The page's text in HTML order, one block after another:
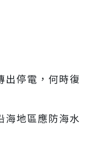
出停電，何時復
海地區應防海水